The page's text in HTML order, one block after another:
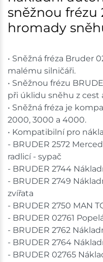
sněžnou frézu
hromady
• Sněžná fréza Bruder
malému silničáři.
• Sněžnou frézu
při úklidu sněhu z cest
• Sněžná fréza je
2000, 3000 a 4000.
• Kompatibilní pro
- BRUDER 2572
radlicí - sypač
- BRUDER 2744
- BRUDER 2749
zvířata
- BRUDER 2750 MAN
- BRUDER 02761
- BRUDER 2762
- BRUDER 2764
- BRUDER 02765